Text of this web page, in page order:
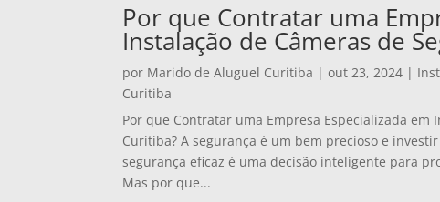
Por que Contratar uma
Instalação de Câmeras de
por Marido de Aluguel Curitiba |out 23, 2024 |
Curitiba
Por que Contratar uma Empresa Especializada em
Curitiba? A segurança é um bem precioso e
segurança eficaz é uma decisão inteligente para
Mas por que...